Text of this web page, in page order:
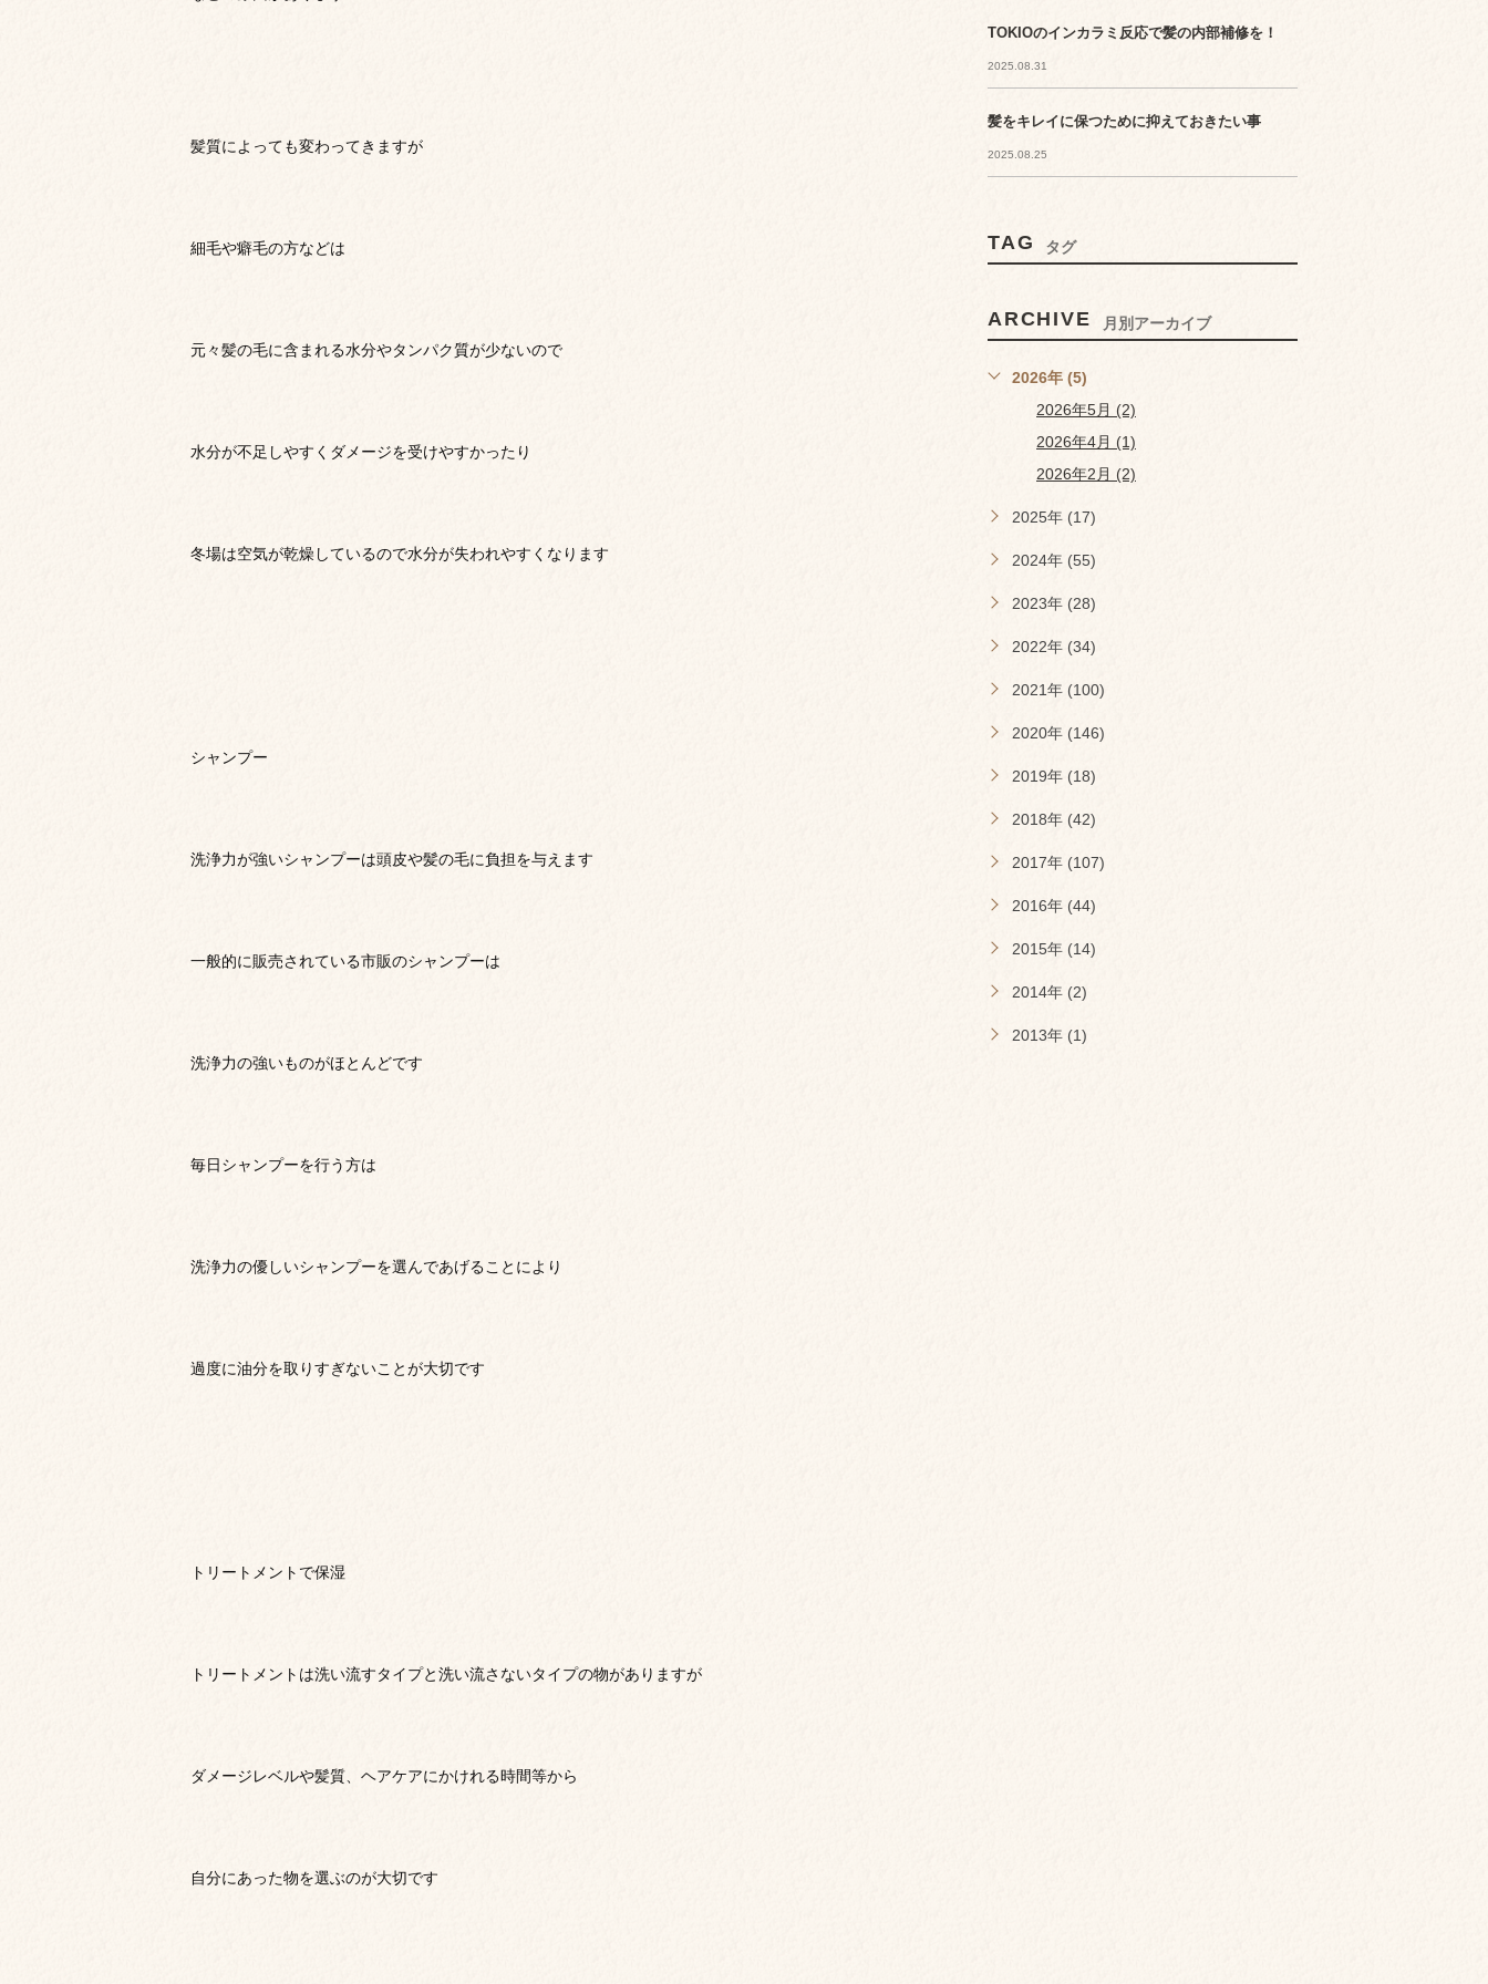
髪質によっても変わってきますが
細毛や癖毛の方などは
元々髪の毛に含まれる水分やタンパク質が少ないので
水分が不足しやすくダメージを受けやすかったり
冬場は空気が乾燥しているので水分が失われやすくなります
シャンプー
洗浄力が強いシャンプーは頭皮や髪の毛に負担を与えます
一般的に販売されている市販のシャンプーは
洗浄力の強いものがほとんどです
毎日シャンプーを行う方は
洗浄力の優しいシャンプーを選んであげることにより
過度に油分を取りすぎないことが大切です
トリートメントで保湿
トリートメントは洗い流すタイプと洗い流さないタイプの物がありますが
ダメージレベルや髪質、ヘアケアにかけれる時間等から
自分にあった物を選ぶのが大切です
TOKIOのインカラミ反応で髪の内部補修を！
2025.08.31
髪をキレイに保つために抑えておきたい事
2025.08.25
TAG タグ
ARCHIVE 月別アーカイブ
2026年 (5)
2026年5月 (2)
2026年4月 (1)
2026年2月 (2)
2025年 (17)
2024年 (55)
2023年 (28)
2022年 (34)
2021年 (100)
2020年 (146)
2019年 (18)
2018年 (42)
2017年 (107)
2016年 (44)
2015年 (14)
2014年 (2)
2013年 (1)